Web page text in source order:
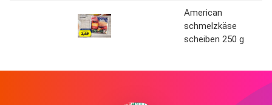
American
schmelzkäse
scheiben 250 g